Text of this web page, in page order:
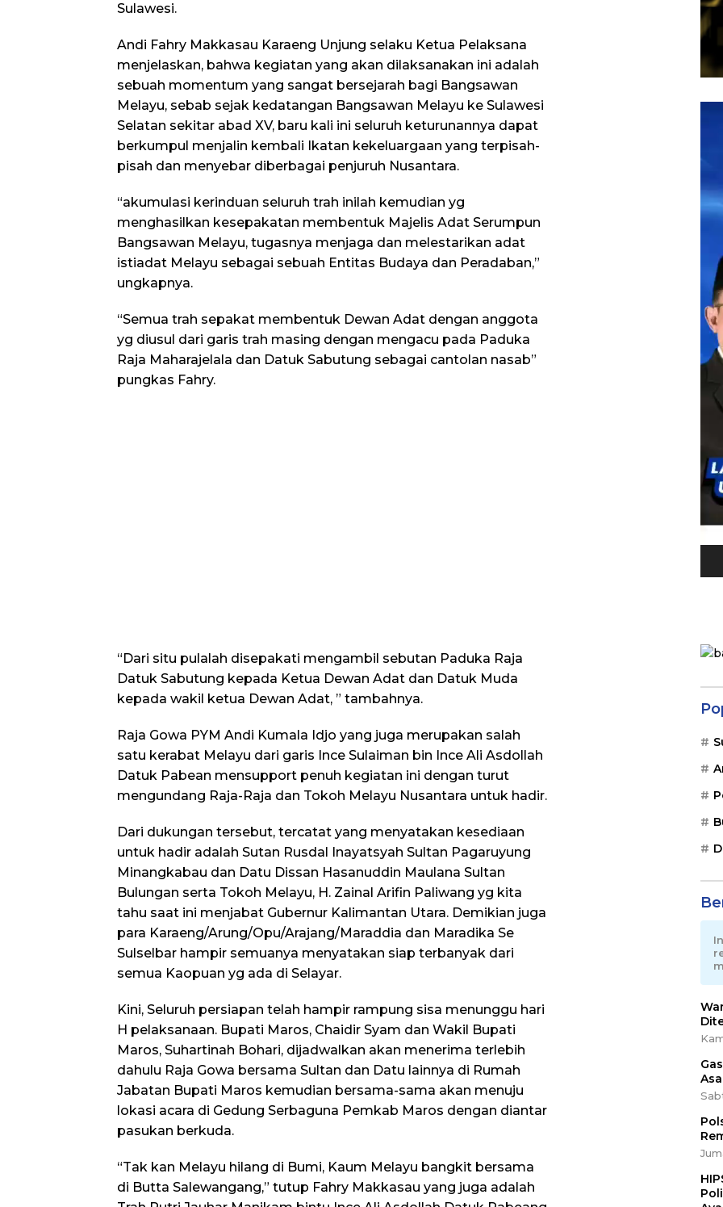
Sulawesi.
Andi Fahry Makkasau Karaeng Unjung selaku Ketua Pelaksana
menjelaskan, bahwa kegiatan yang akan dilaksanakan ini adalah
sebuah momentum yang sangat bersejarah bagi Bangsawan
Melayu, sebab sejak kedatangan Bangsawan Melayu ke Sulawesi
Selatan sekitar abad XV, baru kali ini seluruh keturunannya dapat
berkumpul menjalin kembali Ikatan kekeluargaan yang terpisah-
pisah dan menyebar diberbagai penjuruh Nusantara.
“akumulasi kerinduan seluruh trah inilah kemudian yg
menghasilkan kesepakatan membentuk Majelis Adat Serumpun
Bangsawan Melayu, tugasnya menjaga dan melestarikan adat
istiadat Melayu sebagai sebuah Entitas Budaya dan Peradaban,”
ungkapnya.
“Semua trah sepakat membentuk Dewan Adat dengan anggota
yg diusul dari garis trah masing dengan mengacu pada Paduka
Raja Maharajelala dan Datuk Sabutung sebagai cantolan nasab”
pungkas Fahry.
“Dari situ pulalah disepakati mengambil sebutan Paduka Raja
Datuk Sabutung kepada Ketua Dewan Adat dan Datuk Muda
kepada wakil ketua Dewan Adat, ” tambahnya.
Raja Gowa PYM Andi Kumala Idjo yang juga merupakan salah
satu kerabat Melayu dari garis Ince Sulaiman bin Ince Ali Asdollah
Datuk Pabean mensupport penuh kegiatan ini dengan turut
mengundang Raja-Raja dan Tokoh Melayu Nusantara untuk hadir.
Dari dukungan tersebut, tercatat yang menyatakan kesediaan
untuk hadir adalah Sutan Rusdal Inayatsyah Sultan Pagaruyung
Minangkabau dan Datu Dissan Hasanuddin Maulana Sultan
Bulungan serta Tokoh Melayu, H. Zainal Arifin Paliwang yg kita
tahu saat ini menjabat Gubernur Kalimantan Utara. Demikian juga
para Karaeng/Arung/Opu/Arajang/Maraddia dan Maradika Se
Sulselbar hampir semuanya menyatakan siap terbanyak dari
semua Kaopuan yg ada di Selayar.
Kini, Seluruh persiapan telah hampir rampung sisa menunggu hari
H pelaksanaan. Bupati Maros, Chaidir Syam dan Wakil Bupati
Maros, Suhartinah Bohari, dijadwalkan akan menerima terlebih
dahulu Raja Gowa bersama Sultan dan Datu lainnya di Rumah
Jabatan Bupati Maros kemudian bersama-sama akan menuju
lokasi acara di Gedung Serbaguna Pemkab Maros dengan diantar
pasukan berkuda.
“Tak kan Melayu hilang di Bumi, Kaum Melayu bangkit bersama
di Butta Salewangang,” tutup Fahry Makkasau yang juga adalah